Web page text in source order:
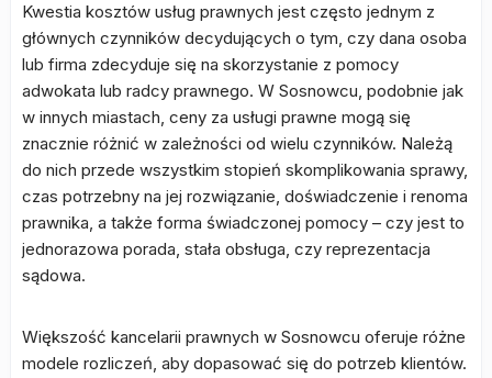
Kwestia kosztów usług prawnych jest często jednym z
głównych czynników decydujących o tym, czy dana osoba
lub firma zdecyduje się na skorzystanie z pomocy
adwokata lub radcy prawnego. W Sosnowcu, podobnie jak
w innych miastach, ceny za usługi prawne mogą się
znacznie różnić w zależności od wielu czynników. Należą
do nich przede wszystkim stopień skomplikowania sprawy,
czas potrzebny na jej rozwiązanie, doświadczenie i renoma
prawnika, a także forma świadczonej pomocy – czy jest to
jednorazowa porada, stała obsługa, czy reprezentacja
sądowa.
Większość kancelarii prawnych w Sosnowcu oferuje różne
modele rozliczeń, aby dopasować się do potrzeb klientów.